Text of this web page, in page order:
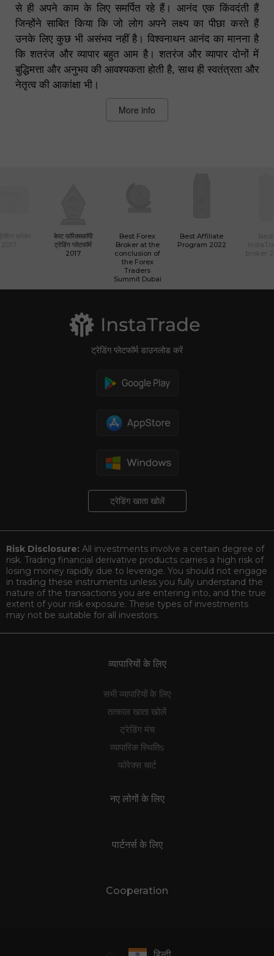
से ही अपने काम के लिए समर्पित रहे हैं। आनंद एक किंवदंती हैं
जिन्होंने साबित किया कि जो लोग अपने लक्ष्य का पीछा करते हैं
उनके लिए कुछ भी असंभव नहीं है। विश्वनाथन आनंद का मानना है
कि शतरंज और व्यापार बहुत आम है। शतरंज और व्यापार दोनों में
बुद्धिमत्ता और अनुभव की आवश्यकता होती है, साथ ही स्वतंत्रता और
नेतृत्व की आकांक्षा भी।
More info
बेस्ट फॉरेक्सकॉपी
ट्रेडिंग प्लेटफॉर्म
2017
Best Forex
Broker at the
conclusion of
the Forex
Traders
Summit Dubai
Best Affiliate
Program 2022
ट्रेडिंग प्लेटफॉर्म डाउनलोड करें
ट्रेडिंग खाता खोलें
Risk Disclosure: All investments involve a certain degree of
risk. Trading financial derivative products carries a high risk of
losing money rapidly due to leverage. You should not engage
in trading these instruments unless you fully understand the
nature of the transactions you are entering into, and the true
extent of your risk exposure. These types of investments
may not be suitable for all investors.
व्यापारियों के लिए
सभी व्यापारियों के लिए
तत्काल खाता खोलें
ट्रेडिंग मंच
व्यापारिक स्थितिs
फोरेक्स चार्ट
नए लोगों के लिए
पार्टनर्स के लिए
Cooperation